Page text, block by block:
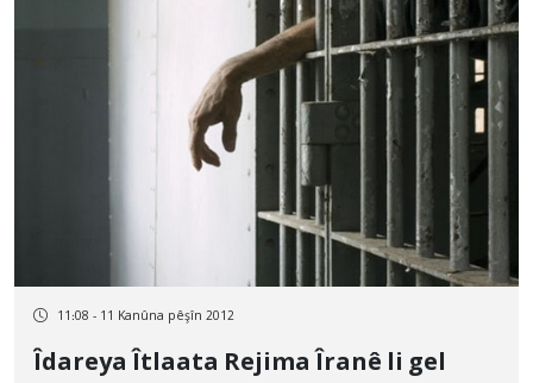
11:08 - 11 Kanûna pêşîn 2012
Îdareya Îtlaata Rejima Îranê li gel